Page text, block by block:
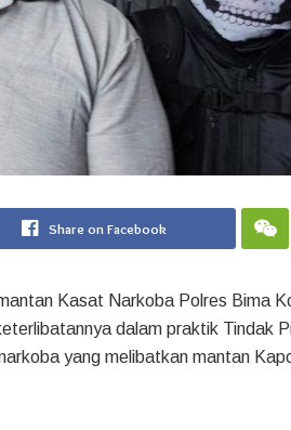
Share on Facebook
Kasat Narkoba Polres Bima
dalam praktik Tindak
yang melibatkan mantan